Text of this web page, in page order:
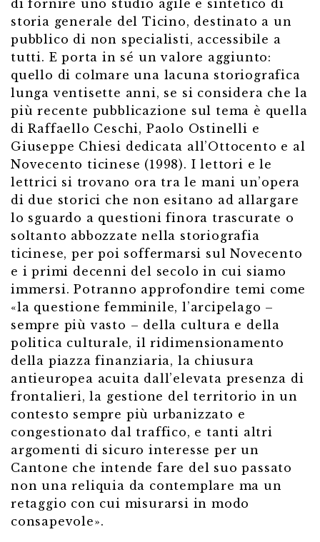
di fornire uno studio agile e sintetico di
storia generale del Ticino, destinato a un
pubblico di non specialisti, accessibile a
tutti. E porta in sé un valore aggiunto:
quello di colmare una lacuna storiografica
lunga ventisette anni, se si considera che la
più recente pubblicazione sul tema è quella
di Raffaello Ceschi, Paolo Ostinelli e
Giuseppe Chiesi dedicata all’Ottocento e al
Novecento ticinese (1998). I lettori e le
lettrici si trovano ora tra le mani un’opera
di due storici che non esitano ad allargare
lo sguardo a questioni finora trascurate o
soltanto abbozzate nella storiografia
ticinese, per poi soffermarsi sul Novecento
e i primi decenni del secolo in cui siamo
immersi. Potranno approfondire temi come
«la questione femminile, l’arcipelago –
sempre più vasto – della cultura e della
politica culturale, il ridimensionamento
della piazza finanziaria, la chiusura
antieuropea acuita dall’elevata presenza di
frontalieri, la gestione del territorio in un
contesto sempre più urbanizzato e
congestionato dal traffico, e tanti altri
argomenti di sicuro interesse per un
Cantone che intende fare del suo passato
non una reliquia da contemplare ma un
retaggio con cui misurarsi in modo
consapevole».